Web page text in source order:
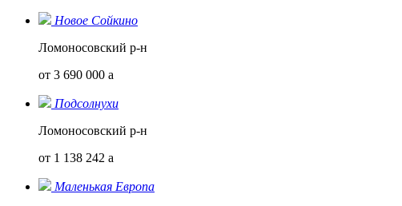
Новое Сойкино
Ломоносовский р-н
от 3 690 000 a
Подсолнухи
Ломоносовский р-н
от 1 138 242 a
Маленькая Европа